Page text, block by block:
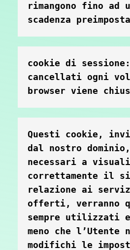
rimangono fino ad
scadenza
cookie di sessione:
cancellati ogni
browser viene
Questi cookie,
dal nostro
necessari a
correttamente il
relazione ai
offerti, verranno
sempre utilizzati
meno che l’Utente
modifichi le